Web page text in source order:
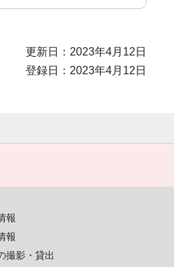
更新日：2023年4月12日
登録日：2023年4月12日
報
報
撮影・貸出